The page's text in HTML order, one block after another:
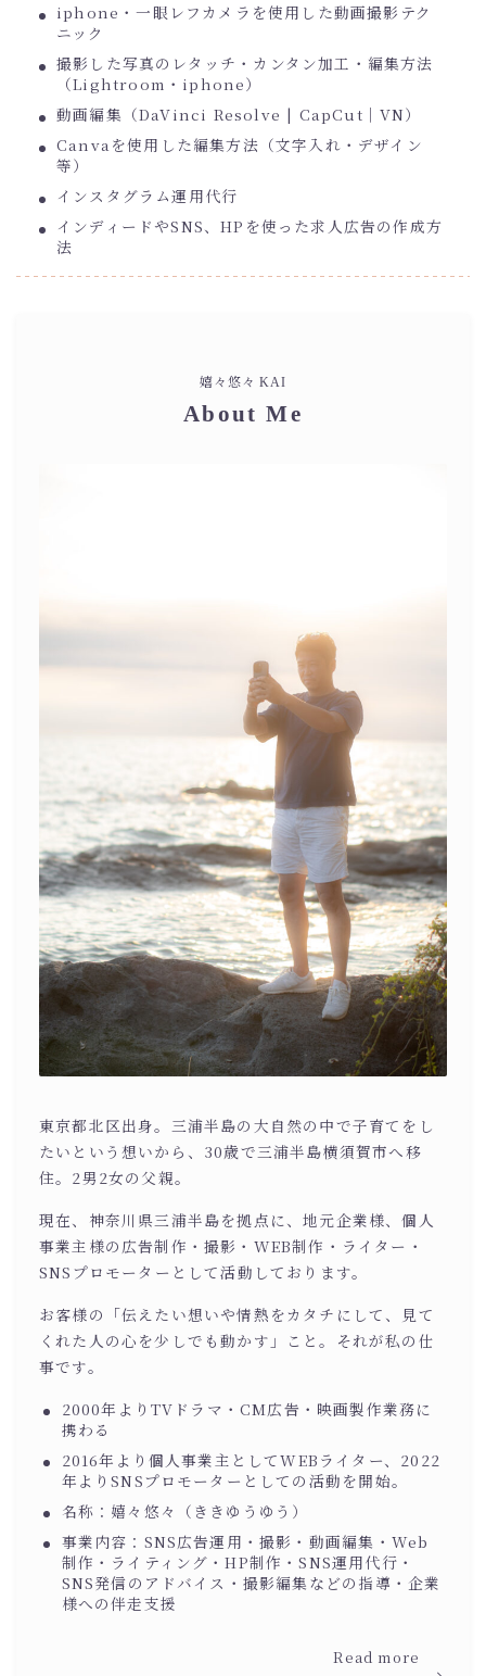
iphone・一眼レフカメラを使用した動画撮影テク
ニック
撮影した写真のレタッチ・カンタン加工・編集方法
（Lightroom・iphone）
動画編集（DaVinci Resolve | CapCut｜VN）
Canvaを使用した編集方法（文字入れ・デザイン
等）
インスタグラム運用代行
インディードやSNS、HPを使った求人広告の作成方
法
嬉々悠々 KAI
About Me
東京都北区出身。三浦半島の大自然の中で子育てをし
たいという想いから、30歳で三浦半島横須賀市へ移
住。2男2女の父親。
現在、神奈川県三浦半島を拠点に、地元企業様、個人
事業主様の広告制作・撮影・WEB制作・ライター・
SNSプロモーターとして活動しております。
お客様の「伝えたい想いや情熱をカタチにして、見て
くれた人の心を少しでも動かす」こと。それが私の仕
事です。
2000年よりTVドラマ・CM広告・映画製作業務に
携わる
2016年より個人事業主としてWEBライター、2022
年よりSNSプロモーターとしての活動を開始。
名称：嬉々悠々（ききゆうゆう）
事業内容：SNS広告運用・撮影・動画編集・Web
制作・ライティング・HP制作・SNS運用代行・
SNS発信のアドバイス・撮影編集などの指導・企業
様への伴走支援
Read more